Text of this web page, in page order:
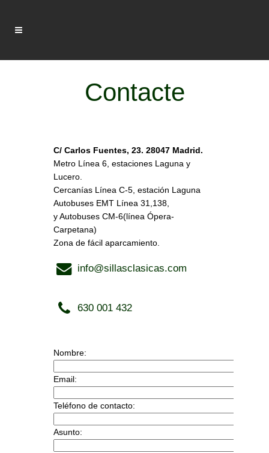
Contacte
C/ Carlos Fuentes, 23. 28047 Madrid.
Metro Línea 6, estaciones Laguna y
Lucero.
Cercanías Línea C-5, estación Laguna
Autobuses EMT Línea 31,138,
y Autobuses CM-6(línea Ópera-
Carpetana)
Zona de fácil aparcamiento.
info@sillasclasicas.com
630 001 432
Nombre:
Email:
Teléfono de contacto:
Asunto: